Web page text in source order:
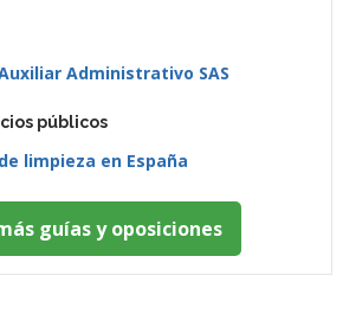
Administrativo SAS
públicos
limpieza en España
guías y oposiciones